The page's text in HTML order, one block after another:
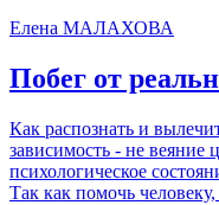
Елена МАЛАХОВА
Побег от
Как распознать и
зависимость - не веяние
психологическое
Так как помочь человеку,